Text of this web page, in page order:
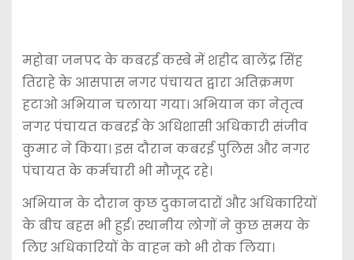
महोबा जनपद के कबरई कस्बे में शहीद बालेंद्र सिंह
तिराहे के आसपास नगर पंचायत द्वारा अतिक्रमण
हटाओ अभियान चलाया गया। अभियान का नेतृत्व
नगर पंचायत कबरई के अधिशासी अधिकारी संजीव
कुमार ने किया। इस दौरान कबरई पुलिस और नगर
पंचायत के कर्मचारी भी मौजूद रहे।
अभियान के दौरान कुछ दुकानदारों और अधिकारियों
के बीच बहस भी हुई। स्थानीय लोगों ने कुछ समय के
लिए अधिकारियों के वाहन को भी रोक लिया।